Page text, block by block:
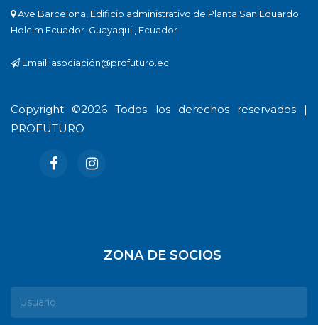
Ave Barcelona, Edificio administrativo de Planta San Eduardo
Holcim Ecuador. Guayaquil, Ecuador
Email: asociación@profuturo.ec
Copyright ©2026 Todos los derechos reservados |
PROFUTURO
ZONA DE SOCIOS